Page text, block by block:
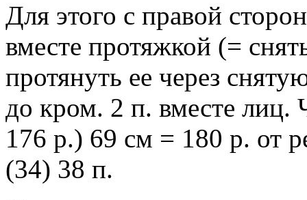
Для этого с правой
вместе протяжкой (=
протянуть ее через
до кром. 2 п. вместе лиц.
176 р.) 69 см = 180 р. от
(34) 38 п.